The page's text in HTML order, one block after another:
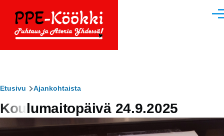
Murupolku
Etusivu Ajankohtaista
Koulumaitopäivä 24.9.2025